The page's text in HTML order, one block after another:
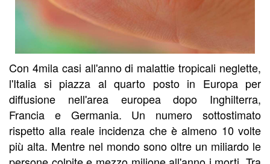
Con 4mila casi all'anno di malattie tropicali neglette,
l'Italia si piazza al quarto posto in Europa per
diffusione nell'area europea dopo Inghilterra,
Francia e Germania. Un numero sottostimato
rispetto alla reale incidenza che è almeno 10 volte
più alta. Mentre nel mondo sono oltre un miliardo le